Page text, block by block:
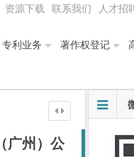
资源下载 联系我们 人才招
专利业务 著作权登记
广州）公